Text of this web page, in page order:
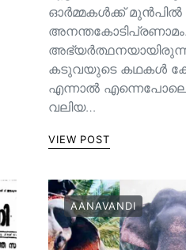
ഓർമ്മകൾക്ക് മുൻപിൽ
കടുവയുടെ കഥകൾ
എന്നാൽ
വലിയ…
VIEW POST
AANAVANDI